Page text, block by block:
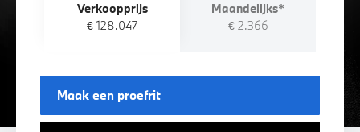
Verkoopprijs
€ 128.047
Maandelijks*
€ 2.366
Maak een proefrit